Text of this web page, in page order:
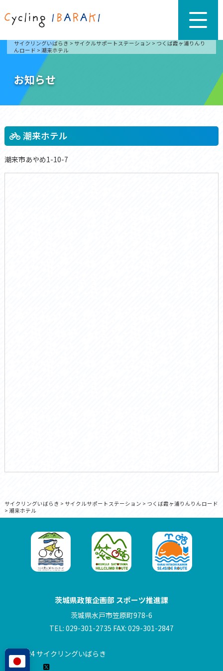
サイクリングいばらき > サイクルサポートステーション > つくば霞ヶ浦りんり
んロード > 潮来ホテル
お知らせ
潮来ホテル
潮来市あやめ1-10-7
サイクリングいばらき > サイクルサポートステーション > つくば霞ヶ浦りんりんロード
> 潮来ホテル
茨城県政策企画部 スポーツ推進課
茨城県水戸市笠原町978-6
TEL: 029-301-2735 FAX: 029-301-2847
© 2024 サイクリングいばらき